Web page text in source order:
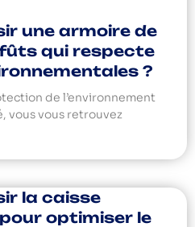
une armoire de
qui respecte
?
de l’environnement
vous vous retrouvez
la caisse
optimiser le